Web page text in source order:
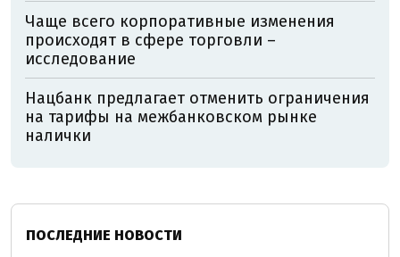
Чаще всего корпоративные изменения
происходят в сфере торговли –
исследование
Нацбанк предлагает отменить ограничения
на тарифы на межбанковском рынке
налички
ПОСЛЕДНИЕ НОВОСТИ